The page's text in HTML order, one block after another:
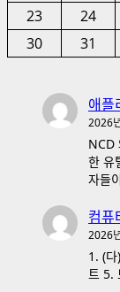
23
24
30
31
애플
2026
NCD
한 유
자들
컴퓨
2026
1. (
트 5.